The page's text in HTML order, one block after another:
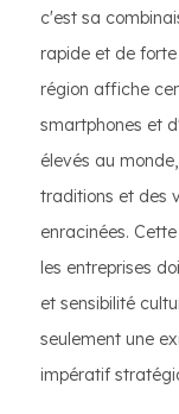
c'est sa
rapide et de
région affiche
smartphones et
élevés au
traditions et des
enracinées.
les entreprises
et sensibilité
seulement une
impératif